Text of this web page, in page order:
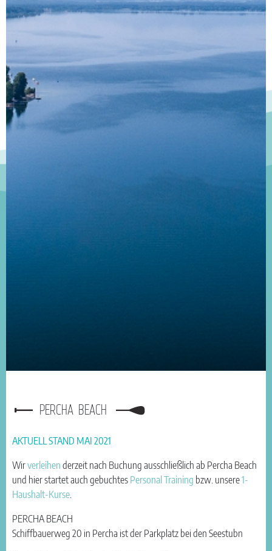
PERCHA BEACH
AKTUELL STAND MAI 2021
Wirverleihen derzeit nach Buchung ausschließlich ab Percha Beach
und hier startet auch gebuchtes Personal Training bzw. unsere1-
Haushalt-Kurse.
PERCHA BEACH
Schiffbauerweg 20 in Percha ist der Parkplatz bei den Seestubn